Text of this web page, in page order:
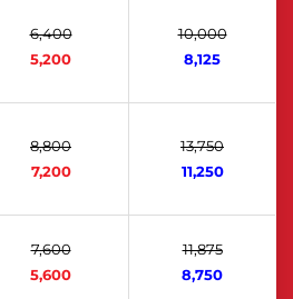
6,400
5,200
10,000
8,125
8,800
7,200
13,750
11,250
7,600
5,600
11,875
8,750